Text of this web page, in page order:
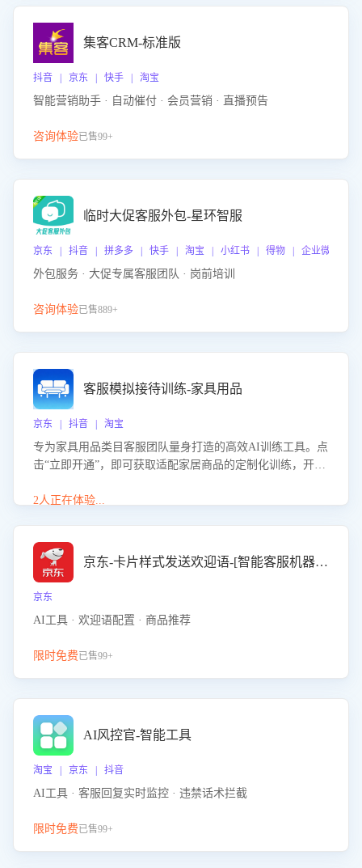
集客CRM-标准版
抖音 | 京东 | 快手 | 淘宝
智能营销助手 · 自动催付 · 会员营销 · 直播预告
咨询体验已售99+
临时大促客服外包-星环智服
京东 | 抖音 | 拼多多 | 快手 | 淘宝 | 小红书 | 得物 | 企业微信
外包服务 · 大促专属客服团队 · 岗前培训
咨询体验已售889+
客服模拟接待训练-家具用品
京东 | 抖音 | 淘宝
专为家具用品类目客服团队量身打造的高效AI训练工具。点
击“立即开通”，即可获取适配家居商品的定制化训练，开启
能、尺寸参数咨询等高频场景下的专业应对能力。
2人正在体验...
京东-卡片样式发送欢迎语-[智能客服机器人]
京东
AI工具 · 欢迎语配置 · 商品推荐
限时免费已售99+
AI风控官-智能工具
淘宝 | 京东 | 抖音
AI工具 · 客服回复实时监控 · 违禁话术拦截
限时免费已售99+